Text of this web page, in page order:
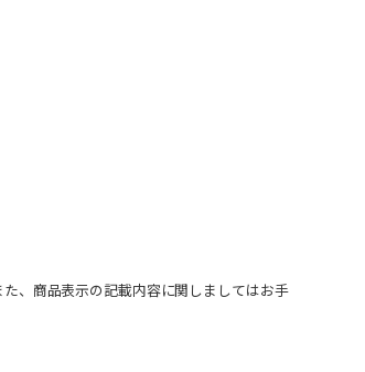
、商品表示の記載内容に関しましてはお手